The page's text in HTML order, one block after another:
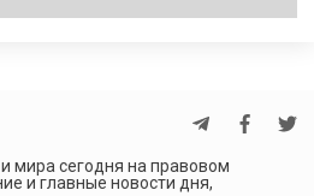
мира сегодня на правовом
и главные новости дня,